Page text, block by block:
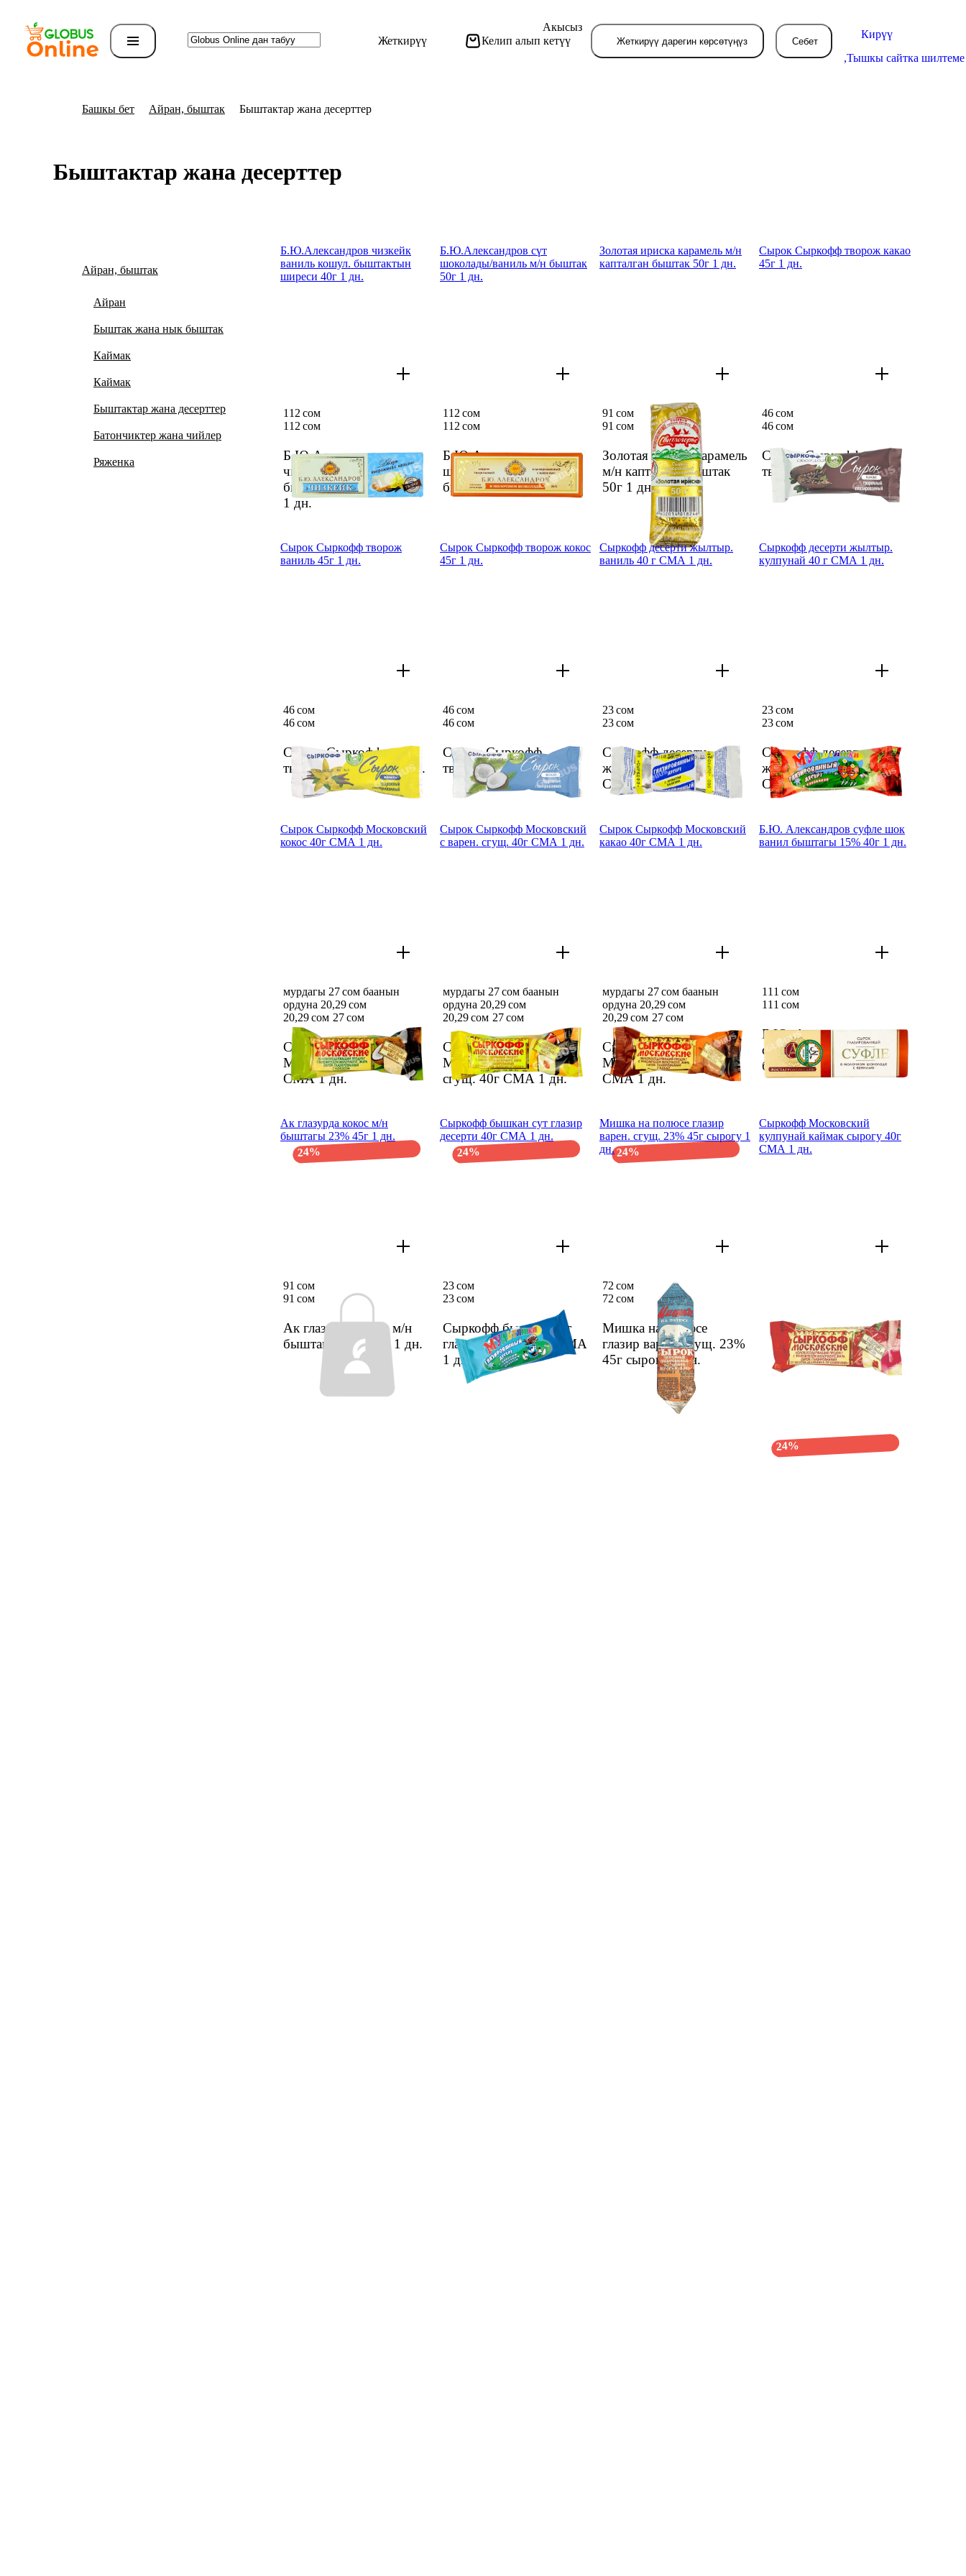
Жеткирүү Келип алып кетүү
Акысыз
Жеткирүү дарегин көрсөтүңүз Себет
Кирүү
,Тышкы сайтка шилтеме
Башкы бет Айран, быштак Быштактар жана десерттер
Быштактар жана десерттер
Айран, быштак
Айран
Быштак жана нык быштак
Каймак
Каймак
Быштактар жана десерттер
Батончиктер жана чийлер
Ряженка
Б.Ю.Александров чизкейк
ваниль кошул. быштактын
ширеси 40г 1 дн.
Б.Ю.Александров
чизкейк ваниль кошул.
быштактын ширеси 40г
1 дн.
112 сом
112 сом
Б.Ю.Александров сүт
шоколады/ваниль м/н быштак
50г 1 дн.
Б.Ю.Александров сүт
шоколады/ваниль м/н
быштак 50г1 дн.
112 сом
112 сом
Золотая ириска карамель м/н
капталган быштак 50г 1 дн.
Золотая ириска карамель
м/н капталган быштак
50г 1 дн.
91 сом
91 сом
Сырок Сыркофф творож какао
45г 1 дн.
Сырок Сыркофф
творож какао 45г1 дн.
46 сом
46 сом
Сырок Сыркофф творож
ваниль 45г 1 дн.
Сырок Сыркофф
творож ваниль 45г1 дн.
46 сом
46 сом
Сырок Сыркофф творож кокос
45г 1 дн.
Сырок Сыркофф
творож кокос 45г1 дн.
46 сом
46 сом
Сыркофф десерти жылтыр.
ваниль 40 г СМА 1 дн.
Сыркофф десерти
жылтыр. ваниль 40 г
СМА1 дн.
23 сом
23 сом
Сыркофф десерти жылтыр.
кулпунай 40 г СМА 1 дн.
Сыркофф десерти
жылтыр. кулпунай 40 г
СМА1 дн.
23 сом
23 сом
Сырок Сыркофф Московский
кокос 40г СМА 1 дн.
Сырок Сыркофф
Московский кокос 40г
СМА1 дн.
мурдагы 27 сом баанын
ордуна 20,29 сом
20,29 сом 27 сом
24%
Сырок Сыркофф Московский
с варен. сгущ. 40г СМА 1 дн.
Сырок Сыркофф
Московский с варен.
сгущ. 40г СМА 1 дн.
мурдагы 27 сом баанын
ордуна 20,29 сом
20,29 сом 27 сом
24%
Сырок Сыркофф Московский
какао 40г СМА 1 дн.
Сырок Сыркофф
Московский какао 40г
СМА1 дн.
мурдагы 27 сом баанын
ордуна 20,29 сом
20,29 сом 27 сом
24%
Б.Ю. Александров суфле шок
ванил быштагы 15% 40г 1 дн.
Б.Ю. Александров
суфле шок ванил
быштагы 15% 40г1 дн.
111 сом
111 сом
Ак глазурда кокос м/н
быштагы 23% 45г 1 дн.
Ак глазурда кокос м/н
быштагы 23% 45г 1 дн.
91 сом
91 сом
Сыркофф бышкан сут глазир
десерти 40г СМА 1 дн.
Сыркофф бышкан сут
глазир десерти 40г СМА
1 дн.
23 сом
23 сом
Мишка на полюсе глазир
варен. сгущ. 23% 45г сырогу 1
дн.
Мишка на полюсе
глазир варен. сгущ. 23%
45г сырогу1 дн.
72 сом
72 сом
Сыркофф Московский
кулпунай каймак сырогу 40г
СМА 1 дн.
Сыркофф Московский
кулпунай каймак сырогу
40г СМА
24%